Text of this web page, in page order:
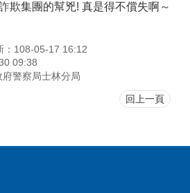
欺集團的幫兇! 真是得不償失啊～
：108-05-17 16:12
09:38
警察局士林分局
回上一頁